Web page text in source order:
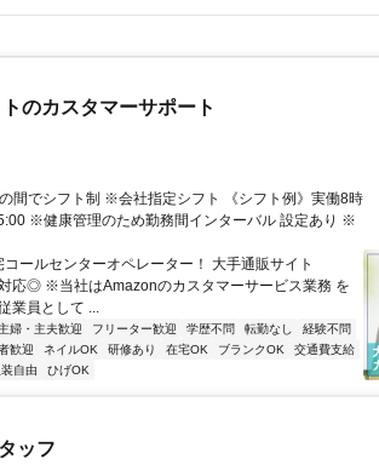
のカスタマーサポート
間でシフト制 ※会社指定シフト 《シフト例》実働8時
※健康管理のため勤務間インターバル 設定あり ※
ールセンターオペレーター！ 大手通販サイト
対応◎ ※当社はAmazonのカスタマーサービス業務 を
業員として ...
主婦・主夫歓迎 フリーター歓迎 学歴不問 転勤なし
経験不問
歓迎 ネイルOK 研修あり 在宅OK ブランクOK
交通費支給
装自由 ひげOK
ッフ